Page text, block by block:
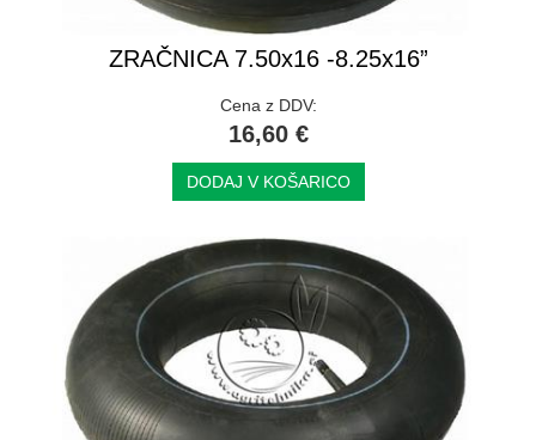
ZRAČNICA 7.50x16 -8.25x16”
Cena z DDV:
16,60 €
DODAJ V KOŠARICO